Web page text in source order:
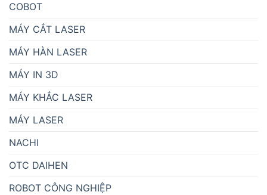
COBOT
MÁY CẮT LASER
MÁY HÀN LASER
MÁY IN 3D
MÁY KHẮC LASER
MÁY LASER
NACHI
OTC DAIHEN
ROBOT CÔNG NGHIỆP